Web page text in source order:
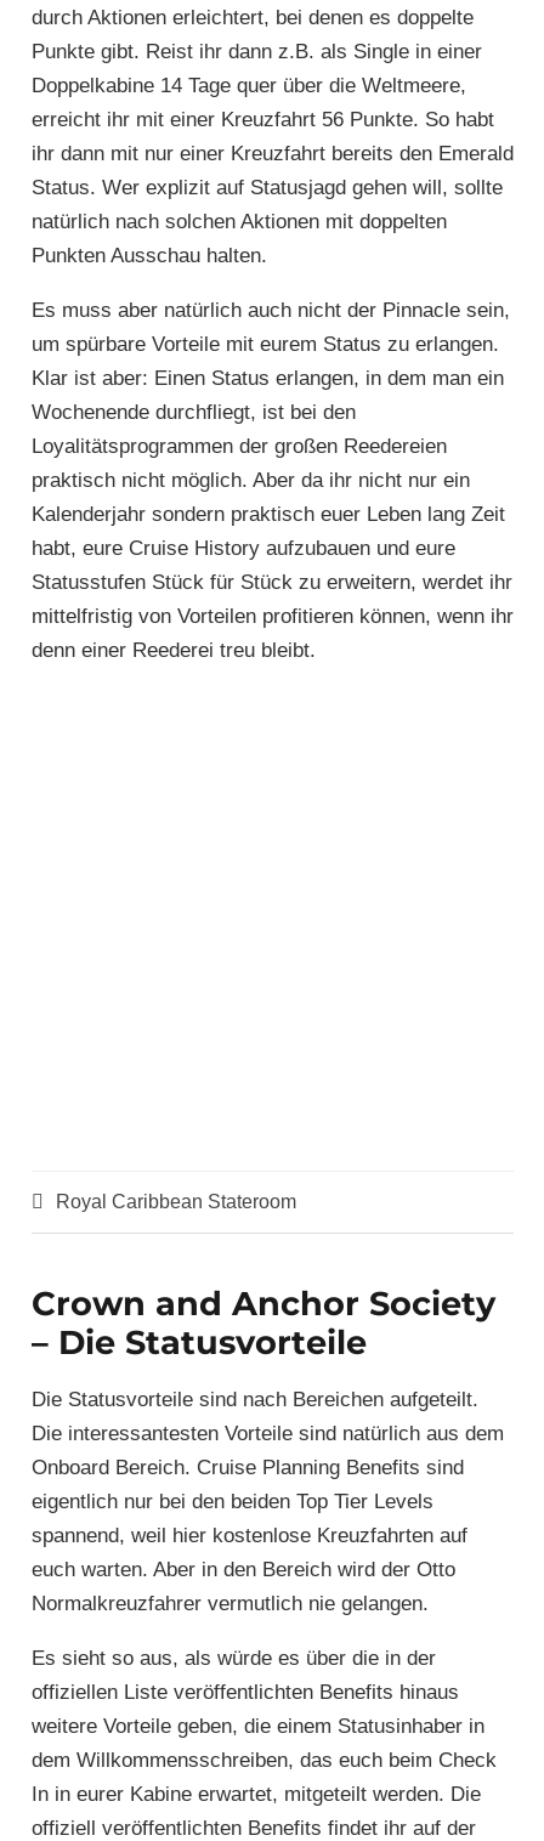
durch Aktionen erleichtert, bei denen es doppelte
Punkte gibt. Reist ihr dann z.B. als Single in einer
Doppelkabine 14 Tage quer über die Weltmeere,
erreicht ihr mit einer Kreuzfahrt 56 Punkte. So habt
ihr dann mit nur einer Kreuzfahrt bereits den Emerald
Status. Wer explizit auf Statusjagd gehen will, sollte
natürlich nach solchen Aktionen mit doppelten
Punkten Ausschau halten.
Es muss aber natürlich auch nicht der Pinnacle sein,
um spürbare Vorteile mit eurem Status zu erlangen.
Klar ist aber: Einen Status erlangen, in dem man ein
Wochenende durchfliegt, ist bei den
Loyalitätsprogrammen der großen Reedereien
praktisch nicht möglich. Aber da ihr nicht nur ein
Kalenderjahr sondern praktisch euer Leben lang Zeit
habt, eure Cruise History aufzubauen und eure
Statusstufen Stück für Stück zu erweitern, werdet ihr
mittelfristig von Vorteilen profitieren können, wenn ihr
denn einer Reederei treu bleibt.
Royal Caribbean Stateroom
Crown and Anchor Society
– Die Statusvorteile
Die Statusvorteile sind nach Bereichen aufgeteilt.
Die interessantesten Vorteile sind natürlich aus dem
Onboard Bereich. Cruise Planning Benefits sind
eigentlich nur bei den beiden Top Tier Levels
spannend, weil hier kostenlose Kreuzfahrten auf
euch warten. Aber in den Bereich wird der Otto
Normalkreuzfahrer vermutlich nie gelangen.
Es sieht so aus, als würde es über die in der
offiziellen Liste veröffentlichten Benefits hinaus
weitere Vorteile geben, die einem Statusinhaber in
dem Willkommensschreiben, das euch beim Check
In in eurer Kabine erwartet, mitgeteilt werden. Die
offiziell veröffentlichten Benefits findet ihr auf der